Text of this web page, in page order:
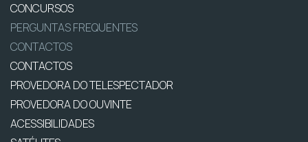
CONCURSOS
PERGUNTAS FREQUENTES
CONTACTOS
CONTACTOS
PROVEDORA DO TELESPECTADOR
PROVEDORA DO OUVINTE
ACESSIBILIDADES